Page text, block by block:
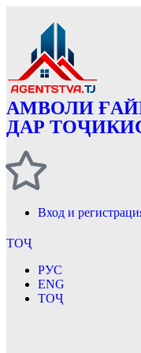
АМВОЛИ
ДАР
Вход и
ТОҶ
РУС
ENG
ТОҶ